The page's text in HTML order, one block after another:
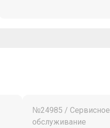
№24985 / Сервисное
обслуживание